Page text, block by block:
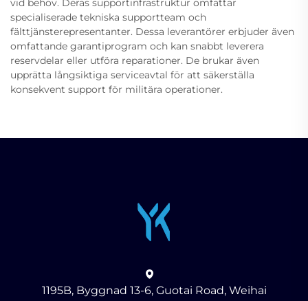
vid behov. Deras supportinfrastruktur omfattar
specialiserade tekniska supportteam och
fälttjänsterepresentanter. Dessa leverantörer erbjuder även
omfattande garantiprogram och kan snabbt leverera
reservdelar eller utföra reparationer. De brukar även
upprätta långsiktiga serviceavtal för att säkerställa
konsekvent support för militära operationer.
1195B, Byggnad 13-6, Guotai Road, Weihai